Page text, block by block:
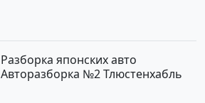
Разборка японских авто
Авторазборка №2 Тлюстенхабль